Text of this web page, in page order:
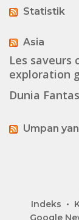
Statistik
Asia
Les saveurs
exploration
Dunia
Umpan
Indeks
Google